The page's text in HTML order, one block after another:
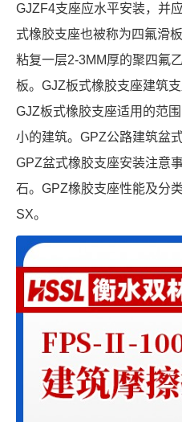
GJZF4支座应水平安装，并
式橡胶支座也被称为四氟滑
粘复一层2-3MM厚的聚四氟
板。GJZ板式橡胶支座建筑
GJZ板式橡胶支座适用的范
小的建筑。GPZ公路建筑盆
GPZ盆式橡胶支座安装注意
石。GPZ橡胶支座性能及分
SX。